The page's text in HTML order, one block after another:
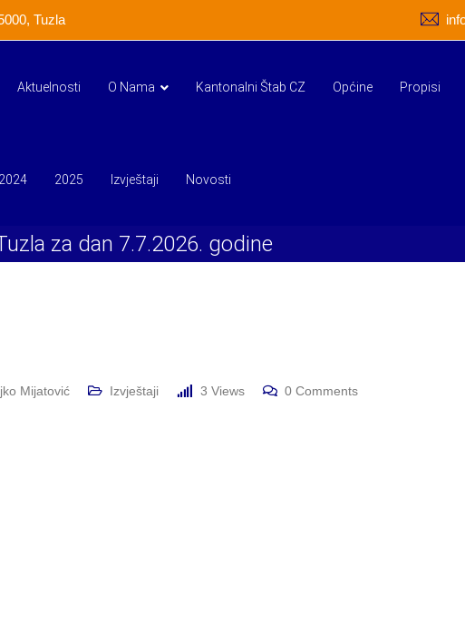
Tuzla
Aktuelnosti O Nama Kantonalni Štab CZ Općine Propisi
2024 2025 Izvještaji Novosti
za dan 7.7.2026. godine
Mijatović Izvještaji 3 Views 0 Comments